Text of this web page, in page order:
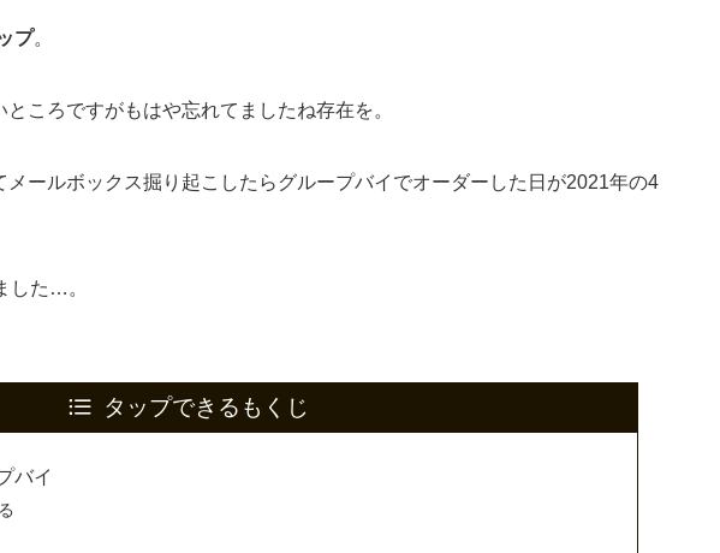
プ。
ころですがもはや忘れてましたね存在を。
ールボックス掘り起こしたらグループバイでオーダーした日が2021年の4
した…。
タップできるもくじ
バイ